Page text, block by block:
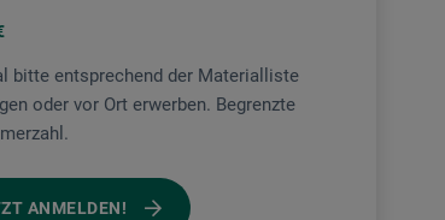
bitte entsprechend der Materialliste
oder vor Ort erwerben. Begrenzte
ANMELDEN!